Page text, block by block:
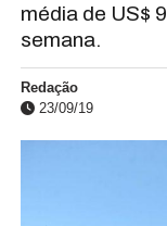
média de US$
semana.
Redação
23/09/19